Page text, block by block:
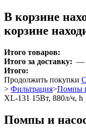
В корзине
корзине
Итого товаров:
Итого за доставку: —
Итого:
Продолжить покупки
> Фильтрация>Помпы
XL-131 15Вт, 880л/ч, h
Помпы и